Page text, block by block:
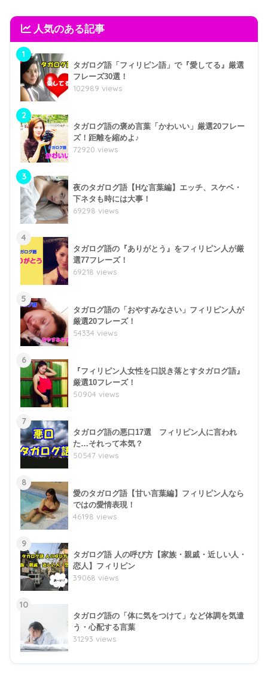
人気のある記事
1
タガログ語「フィリピン語」で『愛してる』厳選
フレーズ30選！
102989 views
2
タガログ語の褒め言葉「かわいい」厳選20フレー
ズ！距離を縮めよ♪
72920 views
3
夜のタガログ語【Hな言葉編】エッチ、スケベ・
下ネタも時には大事！
69298 views
4
タガログ語の『ありがとう』をフィリピン人が厳
選77フレーズ！
69218 views
5
タガログ語の「おやすみなさい」フィリピン人が
厳選20フレーズ！
54334 views
6
『フィリピン人女性を口説き落とすタガログ語』
厳選10フレーズ！
50904 views
7
タガログ語の悪口17選 フィリピン人に言われ
た…それって本気？
50547 views
8
愛のタガログ語【甘い言葉編】フィリピン人なら
ではの愛情表現！
46198 views
9
タガログ語 人の呼び方【家族・親戚・近しい人・
恋人】フィリピン
39068 views
10
タガログ語の「体に気をつけて」など体調を気遣
う・心配する言葉
31293 views